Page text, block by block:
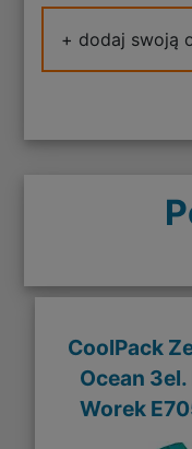
+ dodaj swoją
CoolPack
Ocean
Worek